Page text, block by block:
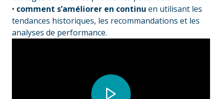
• comment s’améliorer en continu en utilisant les
tendances historiques, les recommandations et les
analyses de performance.